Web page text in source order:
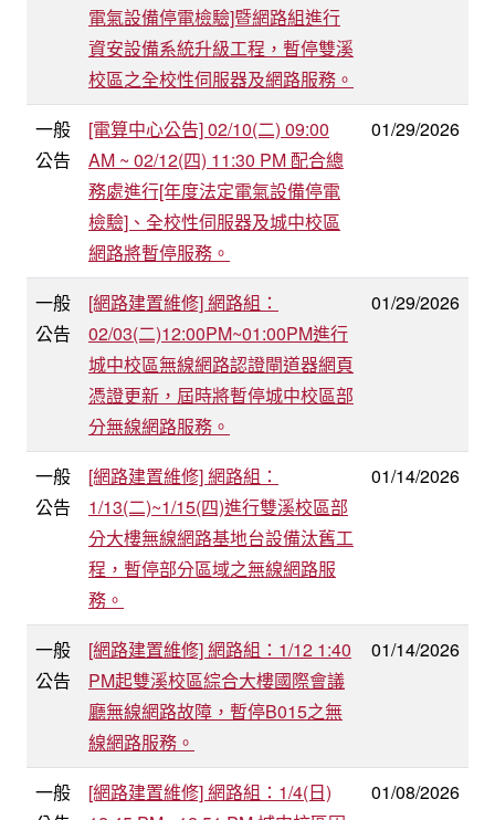
電氣設備停電檢驗]暨網路組進行
資安設備系統升級工程，暫停雙溪
校區之全校性伺服器及網路服務。
一般
公告
[電算中心公告] 02/10(二) 09:00
AM ~ 02/12(四) 11:30 PM 配合總
務處進行[年度法定電氣設備停電
檢驗]、全校性伺服器及城中校區
網路將暫停服務。
01/29/2026
一般
公告
[網路建置維修] 網路組：
02/03(二)12:00PM~01:00PM進行
城中校區無線網路認證閘道器網頁
憑證更新，屆時將暫停城中校區部
分無線網路服務。
01/29/2026
一般
公告
[網路建置維修] 網路組：
1/13(二)~1/15(四)進行雙溪校區部
分大樓無線網路基地台設備汰舊工
程，暫停部分區域之無線網路服
務。
01/14/2026
一般
公告
[網路建置維修] 網路組：1/12 1:40
PM起雙溪校區綜合大樓國際會議
廳無線網路故障，暫停B015之無
線網路服務。
01/14/2026
一般
[網路建置維修] 網路組：1/4(日)
01/08/2026